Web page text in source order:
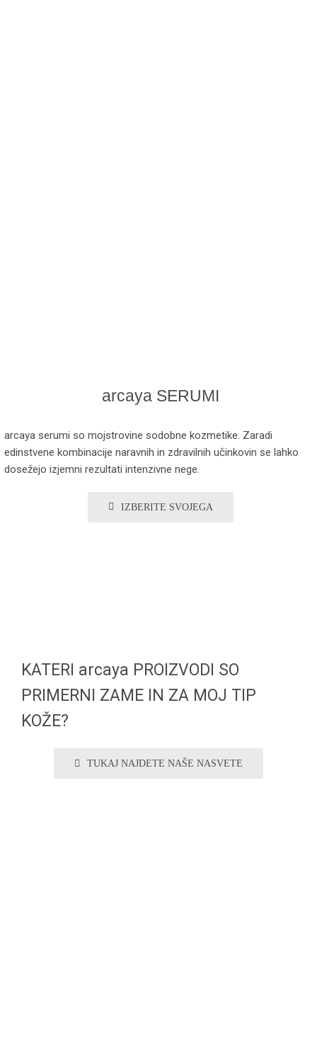
arcaya SERUMI
arcaya serumi so mojstrovine sodobne kozmetike. Zaradi
edinstvene kombinacije naravnih in zdravilnih učinkovin se lahko
dosežejo izjemni rezultati intenzivne nege.
IZBERITE SVOJEGA
KATERI arcaya PROIZVODI SO
PRIMERNI ZAME IN ZA MOJ TIP
KOŽE?
TUKAJ NAJDETE NAŠE NASVETE